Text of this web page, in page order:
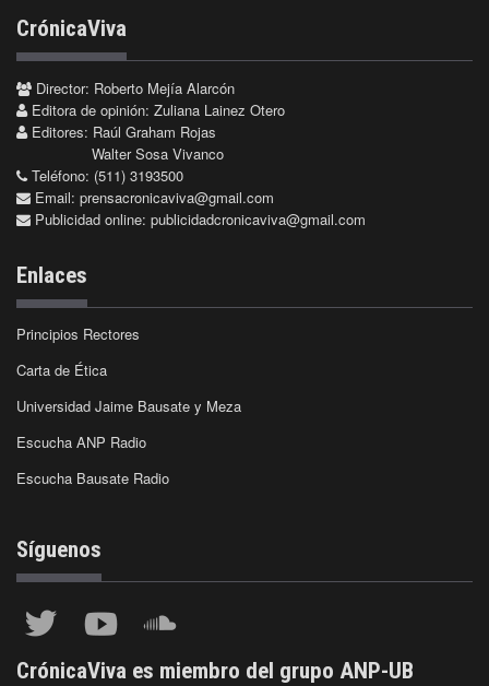
CrónicaViva
Director: Roberto Mejía Alarcón
Editora de opinión: Zuliana Lainez Otero
Editores: Raúl Graham Rojas
Walter Sosa Vivanco
Teléfono: (511) 3193500
Email: prensacronicaviva@gmail.com
Publicidad online: publicidadcronicaviva@gmail.com
Enlaces
Principios Rectores
Carta de Ética
Universidad Jaime Bausate y Meza
Escucha ANP Radio
Escucha Bausate Radio
Síguenos
CrónicaViva es miembro del grupo ANP-UB